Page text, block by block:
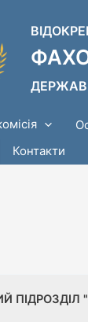
Контакти